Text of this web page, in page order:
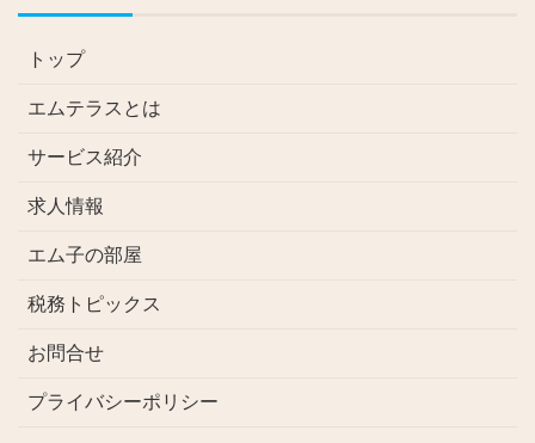
トップ
エムテラスとは
サービス紹介
求人情報
エム子の部屋
税務トピックス
お問合せ
プライバシーポリシー